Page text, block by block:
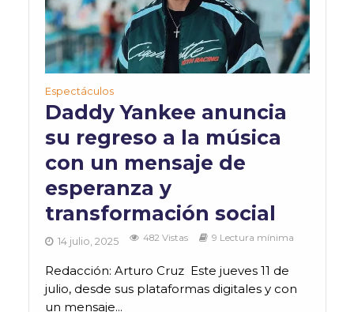
Espectáculos
Daddy Yankee anuncia
su regreso a la música
con un mensaje de
esperanza y
transformación social
14 julio, 2025 482 Vistas 9 Lectura mínima
Redacción: Arturo Cruz Este jueves 11 de
julio, desde sus plataformas digitales y con
un mensaje...